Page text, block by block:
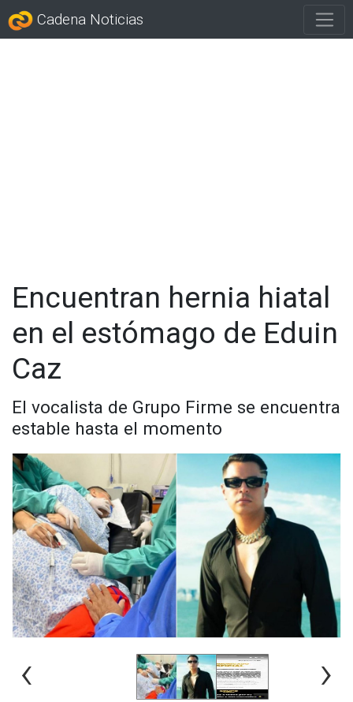
Cadena Noticias
Encuentran hernia hiatal
en el estómago de Eduin
Caz
El vocalista de Grupo Firme se encuentra
estable hasta el momento
‹ ›